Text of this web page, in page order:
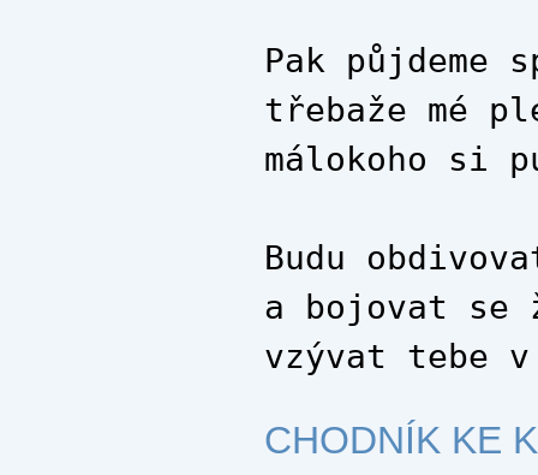
Pak půjdeme
třebaže mé
málokoho si
Budu
a bojovat
vzývat tebe
CHODNÍK KE